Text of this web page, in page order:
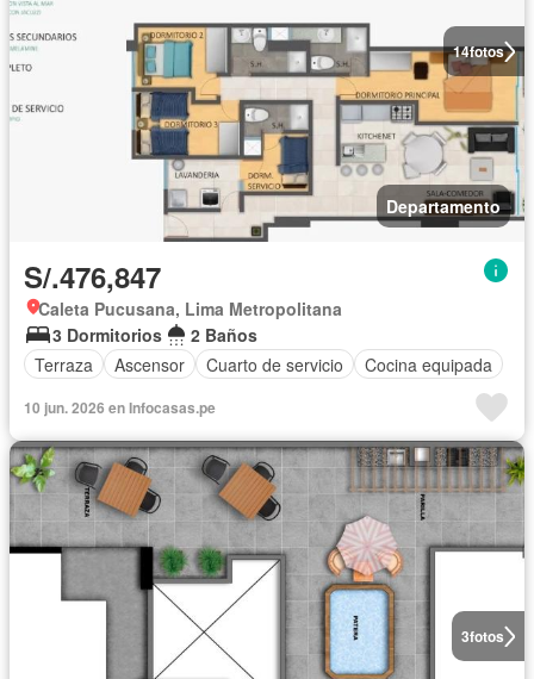
14fotos
Departamento
S/.476,847
Caleta Pucusana, Lima Metropolitana
3 Dormitorios
2 Baños
Terraza
Ascensor Cuarto de servicio Cocina equipada
10 jun. 2026 en Infocasas.pe
3fotos